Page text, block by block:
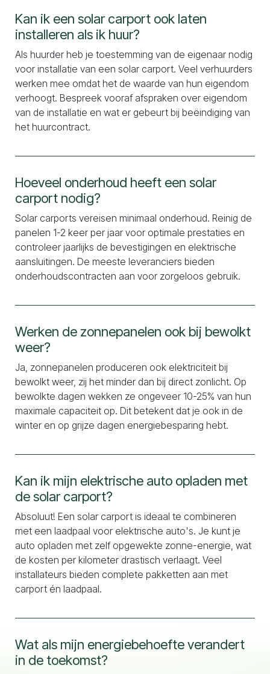
Kan ik een solar carport ook laten
installeren als ik huur?
Als huurder heb je toestemming van de eigenaar nodig
voor installatie van een solar carport. Veel verhuurders
werken mee omdat het de waarde van hun eigendom
verhoogt. Bespreek vooraf afspraken over eigendom
van de installatie en wat er gebeurt bij beëindiging van
het huurcontract.
Hoeveel onderhoud heeft een solar
carport nodig?
Solar carports vereisen minimaal onderhoud. Reinig de
panelen 1-2 keer per jaar voor optimale prestaties en
controleer jaarlijks de bevestigingen en elektrische
aansluitingen. De meeste leveranciers bieden
onderhoudscontracten aan voor zorgeloos gebruik.
Werken de zonnepanelen ook bij bewolkt
weer?
Ja, zonnepanelen produceren ook elektriciteit bij
bewolkt weer, zij het minder dan bij direct zonlicht. Op
bewolkte dagen wekken ze ongeveer 10-25% van hun
maximale capaciteit op. Dit betekent dat je ook in de
winter en op grijze dagen energiebesparing hebt.
Kan ik mijn elektrische auto opladen met
de solar carport?
Absoluut! Een solar carport is ideaal te combineren
met een laadpaal voor elektrische auto's. Je kunt je
auto opladen met zelf opgewekte zonne-energie, wat
de kosten per kilometer drastisch verlaagt. Veel
installateurs bieden complete pakketten aan met
carport én laadpaal.
Wat als mijn energiebehoefte verandert
in de toekomst?